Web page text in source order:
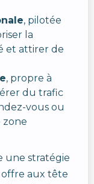
, pilotée
la
et attirer de
, propre à
du trafic
vous ou
zone
une stratégie
offre aux tête